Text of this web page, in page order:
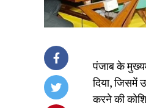
पंजाब के
दिया, जिसमें
करने की